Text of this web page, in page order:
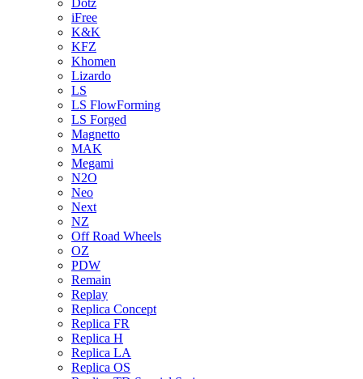
Dotz
iFree
K&K
KFZ
Khomen
Lizardo
LS
LS FlowForming
LS Forged
Magnetto
MAK
Megami
N2O
Neo
Next
NZ
Off Road Wheels
OZ
PDW
Remain
Replay
Replica Concept
Replica FR
Replica H
Replica LA
Replica OS